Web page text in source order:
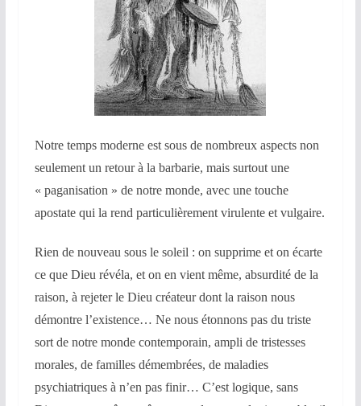
Notre temps moderne est sous de nombreux aspects non
seulement un retour à la barbarie, mais surtout une
« paganisation » de notre monde, avec une touche
apostate qui la rend particulièrement virulente et vulgaire.
Rien de nouveau sous le soleil : on supprime et on écarte
ce que Dieu révéla, et on en vient même, absurdité de la
raison, à rejeter le Dieu créateur dont la raison nous
démontre l’existence… Ne nous étonnons pas du triste
sort de notre monde contemporain, ampli de tristesses
morales, de familles démembrées, de maladies
psychiatriques à n’en pas finir… C’est logique, sans